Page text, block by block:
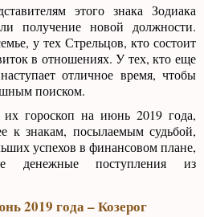
этого знака Зодиака
получение новой должности.
у тех Стрельцов, кто состоит
в отношениях. У тех, кто еще
отличное время, чтобы
поиском.
их гороскоп на июнь 2019 года,
к знакам, посылаемым судьбой,
успехов в финансовом плане,
денежные поступления из
2019 года – Козерог